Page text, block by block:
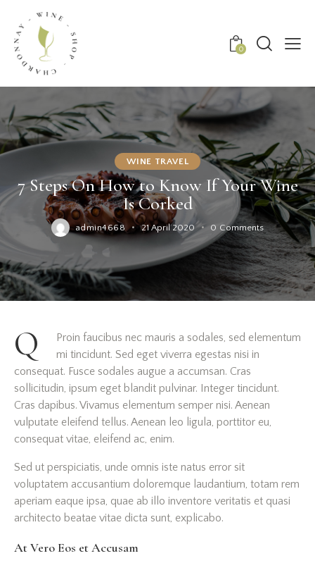
0
WINE TRAVEL
7 Steps On How to Know If Your Wine
Is Corked
admin4668 21 April 2020 0 Comments
Q
Proin faucibus nec mauris a sodales, sed elementum
mi tincidunt. Sed eget viverra egestas nisi in
consequat. Fusce sodales augue a accumsan. Cras
sollicitudin, ipsum eget blandit pulvinar. Integer tincidunt.
Cras dapibus. Vivamus elementum semper nisi. Aenean
vulputate eleifend tellus. Aenean leo ligula, porttitor eu,
consequat vitae, eleifend ac, enim.
Sed ut perspiciatis, unde omnis iste natus error sit
voluptatem accusantium doloremque laudantium, totam rem
aperiam eaque ipsa, quae ab illo inventore veritatis et quasi
architecto beatae vitae dicta sunt, explicabo.
At Vero Eos et Accusam